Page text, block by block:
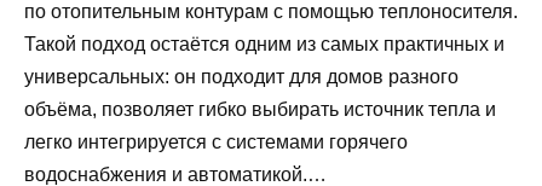
по отопительным контурам с помощью теплоносителя.
Такой подход остаётся одним из самых практичных и
универсальных: он подходит для домов разного
объёма, позволяет гибко выбирать источник тепла и
легко интегрируется с системами горячего
водоснабжения и автоматикой.…